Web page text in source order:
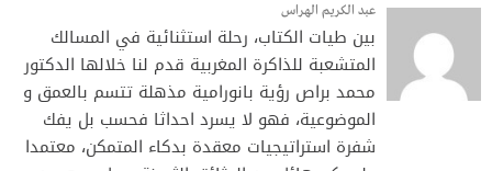
عبد الكريم الهراس
بين طيات الكتاب، رحلة استثنائية في المسالك
المتشعبة للذاكرة المغربية قدم لنا خلالها الدكتور
محمد براص رؤية بانورامية مذهلة تتسم بالعمق و
الموضوعية، فهو لا يسرد احداثا فحسب بل يفك
شفرة استراتيجيات معقدة بدكاء المتمكن، معتمدا